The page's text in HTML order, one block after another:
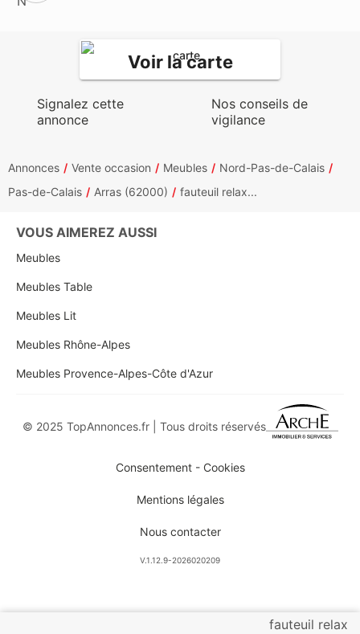
Voir la carte
Signalez cette
annonce
Nos conseils de
vigilance
fauteuil relax
Annonces Vente occasion Meubles
Nord-Pas-de-Calais
Pas-de-Calais
Arras (62000) fauteuil relax...
VOUS AIMEREZ AUSSI
Meubles
Meubles Table
Meubles Lit
Meubles Rhône-Alpes
Meubles Provence-Alpes-Côte d'Azur
© 2025 TopAnnonces.fr | Tous droits réservés
Consentement - Cookies
Mentions légales
Nous contacter
V.1.12.9-2026020209